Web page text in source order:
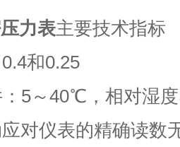
力表主要技术指标
和0.25
5～40℃，相对湿
对仪表的精确读数